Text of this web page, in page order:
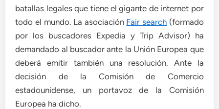
batallas legales que tiene el gigante de internet por
todo el mundo. La asociación Fair search (formado
por los buscadores Expedia y Trip Advisor) ha
demandado al buscador ante la Unión Europea que
deberá emitir también una resolución. Ante la
decisión de la Comisión de Comercio
estadounidense, un portavoz de la Comisión
Europea ha dicho.